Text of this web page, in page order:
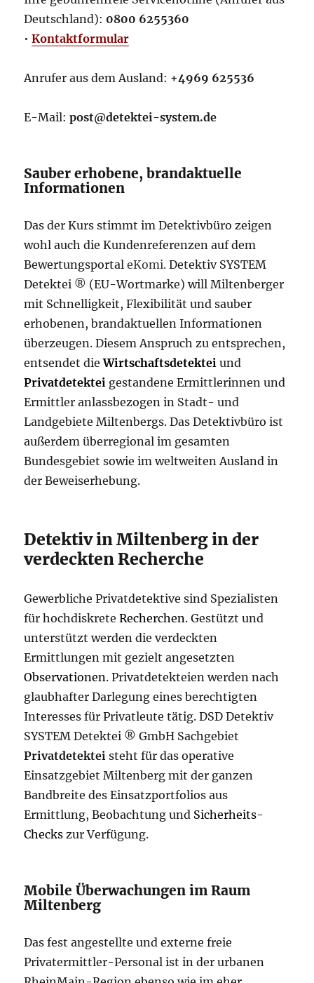
Deutschland): 0800 6255360
•Kontaktformular
Anrufer aus dem Ausland: +4969 625536
E-Mail:post@detektei-system.de
Sauber erhobene, brandaktuelle
Informationen
Das der Kurs stimmt im Detektivbüro zeigen
wohl auch die Kundenreferenzen auf dem
BewertungsportaleKomi. Detektiv SYSTEM
Detektei ® (EU-Wortmarke) will Miltenberger
mit Schnelligkeit, Flexibilität und sauber
erhobenen, brandaktuellen Informationen
überzeugen. Diesem Anspruch zu entsprechen,
entsendet dieWirtschaftsdetektei und
Privatdetektei gestandene Ermittlerinnen und
Ermittler anlassbezogen in Stadt- und
Landgebiete Miltenbergs. Das Detektivbüro ist
außerdem überregional im gesamten
Bundesgebiet sowie im weltweiten Ausland in
der Beweiserhebung.
Detektiv in Miltenberg in der
verdeckten Recherche
Gewerbliche Privatdetektive sind Spezialisten
für hochdiskreteRecherchen. Gestützt und
unterstützt werden die verdeckten
Ermittlungen mit gezielt angesetzten
Observationen. Privatdetekteien werden nach
glaubhafter Darlegung eines berechtigten
Interesses für Privatleute tätig. DSD Detektiv
SYSTEM Detektei ® GmbH Sachgebiet
Privatdetektei steht für das operative
Einsatzgebiet Miltenberg mit der ganzen
Bandbreite des Einsatzportfolios aus
Ermittlung, Beobachtung und Sicherheits-
Checks zur Verfügung.
Mobile Überwachungen im Raum
Miltenberg
Das fest angestellte und externe freie
Privatermittler-Personal ist in der urbanen